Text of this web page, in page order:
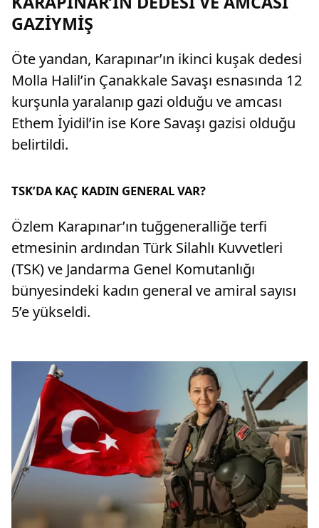
GAZİYMİŞ
Öte yandan, Karapınar’ın ikinci kuşak dedesi
Molla Halil’in Çanakkale Savaşı esnasında 12
kurşunla yaralanıp gazi olduğu ve amcası
Ethem İyidil’in ise Kore Savaşı gazisi olduğu
belirtildi.
TSK’DA KAÇ KADIN GENERAL VAR?
Özlem Karapınar’ın tuğgeneralliğe terfi
etmesinin ardından Türk Silahlı Kuvvetleri
(TSK) ve Jandarma Genel Komutanlığı
bünyesindeki kadın general ve amiral sayısı
5’e yükseldi.